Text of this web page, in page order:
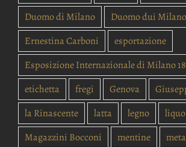
Duomo di Milano
Duomo dui Milano
Ernestina Carboni
esportazione
Esposizione Internazionale di Milano
etichetta
fregi Genova
la Rinascente
latta legno
Magazzini Bocconi
mentine